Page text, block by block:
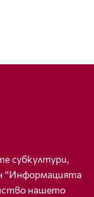
субкултури,
“Информацията
нашето